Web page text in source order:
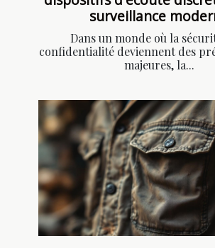
surveillance
Dans un monde où la
confidentialité deviennent des
majeures, la...